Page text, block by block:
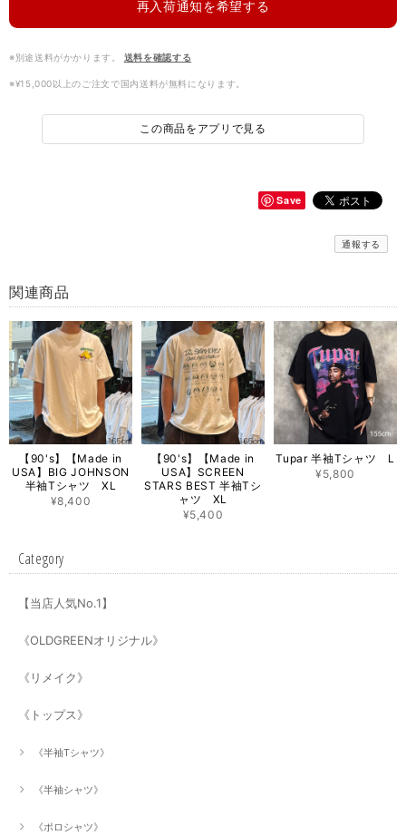
再入荷通知を希望する
※別途送料がかかります。 送料を確認する
※¥15,000以上のご注文で国内送料が無料になります。
この商品をアプリで見る
Save
通報する
関連商品
【90's】【Made in
USA】BIG JOHNSON
半袖Tシャツ XL
¥8,400
【90's】【Made in
USA】SCREEN
STARS BEST 半袖Tシ
ャツ XL
¥5,400
Tupar 半袖Tシャツ L
¥5,800
Category
【当店人気No.1】
《OLDGREENオリジナル》
《リメイク》
《トップス》
《半袖Tシャツ》
《半袖シャツ》
《ポロシャツ》